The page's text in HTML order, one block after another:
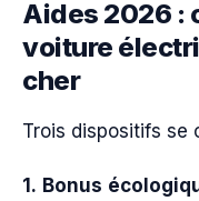
Aides 2026 :
voiture
cher
Trois dispositifs se
1. Bonus